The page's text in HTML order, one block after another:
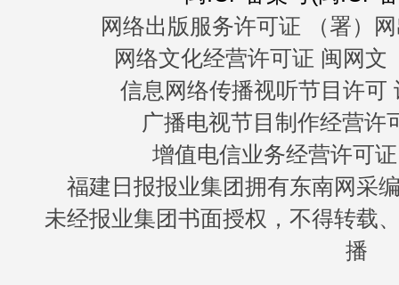
网络出版服务许可证 （署）
网络文化经营许可证 闽网文
信息网络传播视听节目许可
广播电视节目制作经营许
增值电信业务经营许可
福建日报报业集团拥有东南网采
未经报业集团书面授权，不得转载
播